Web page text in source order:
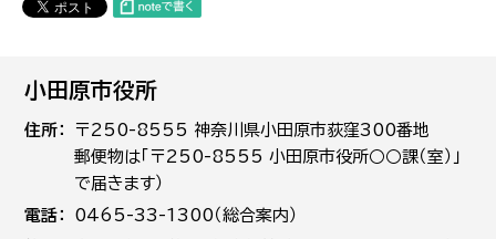
小田原市役所
住所
〒250-8555 神奈川県小田原市荻窪300番地
郵便物は「〒250-8555 小田原市役所○○課（室）」
で届きます）
電話
0465-33-1300（総合案内）